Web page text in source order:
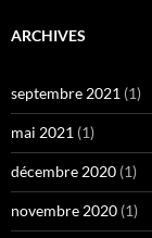
ARCHIVES
septembre 2021 (1)
mai 2021 (1)
décembre 2020 (1)
novembre 2020 (1)